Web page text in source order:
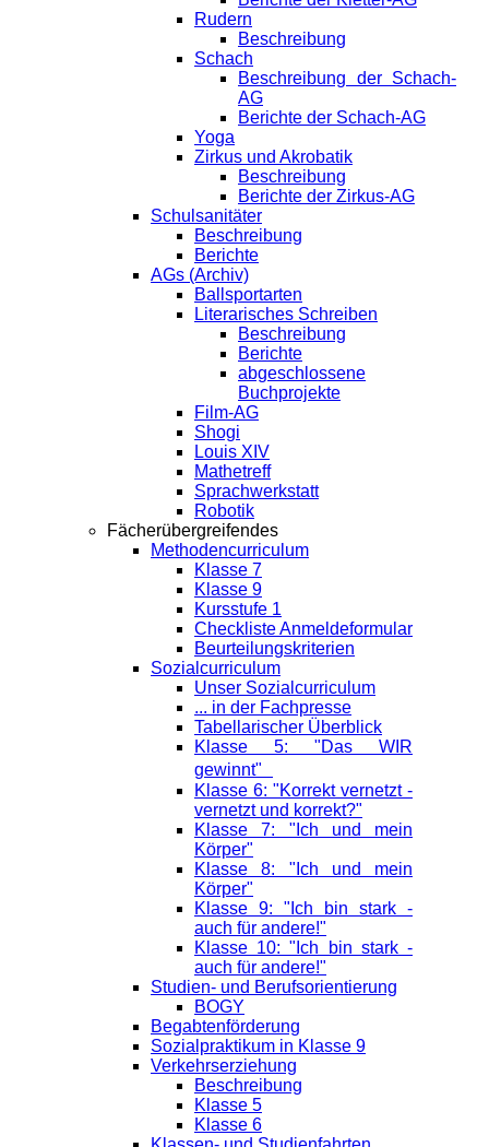
Rudern
Beschreibung
Schach
Beschreibung der Schach-
AG
Berichte der Schach-AG
Yoga
Zirkus und Akrobatik
Beschreibung
Berichte der Zirkus-AG
Schulsanitäter
Beschreibung
Berichte
AGs (Archiv)
Ballsportarten
Literarisches Schreiben
Beschreibung
Berichte
abgeschlossene
Buchprojekte
Film-AG
Shogi
Louis XIV
Mathetreff
Sprachwerkstatt
Robotik
Fächerübergreifendes
Methodencurriculum
Klasse 7
Klasse 9
Kursstufe 1
Checkliste Anmeldeformular
Beurteilungskriterien
Sozialcurriculum
Unser Sozialcurriculum
... in der Fachpresse
Tabellarischer Überblick
Klasse 5: "Das WIR
gewinnt"
Klasse 6: "Korrekt vernetzt -
vernetzt und korrekt?"
Klasse 7: "Ich und mein
Körper"
Klasse 8: "Ich und mein
Körper"
Klasse 9: "Ich bin stark -
auch für andere!"
Klasse 10: "Ich bin stark -
auch für andere!"
Studien- und Berufsorientierung
BOGY
Begabtenförderung
Sozialpraktikum in Klasse 9
Verkehrserziehung
Beschreibung
Klasse 5
Klasse 6